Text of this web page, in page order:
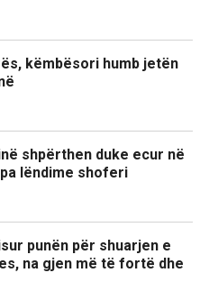
këmbësori humb jetën
shpërthen duke ecur në
lëndime shoferi
punën për shuarjen e
na gjen më të fortë dhe